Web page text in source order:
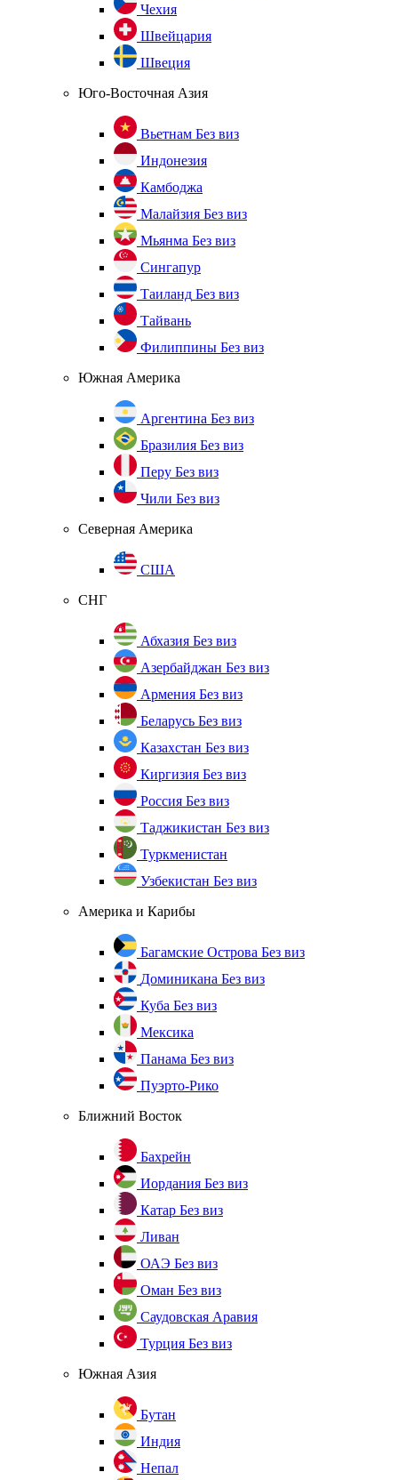
Чехия
Швейцария
Швеция
Юго-Восточная Азия
Вьетнам Без виз
Индонезия
Камбоджа
Малайзия Без виз
Мьянма Без виз
Сингапур
Таиланд Без виз
Тайвань
Филиппины Без виз
Южная Америка
Аргентина Без виз
Бразилия Без виз
Перу Без виз
Чили Без виз
Северная Америка
США
СНГ
Абхазия Без виз
Азербайджан Без виз
Армения Без виз
Беларусь Без виз
Казахстан Без виз
Киргизия Без виз
Россия Без виз
Таджикистан Без виз
Туркменистан
Узбекистан Без виз
Америка и Карибы
Багамские Острова Без виз
Доминикана Без виз
Куба Без виз
Мексика
Панама Без виз
Пуэрто-Рико
Ближний Восток
Бахрейн
Иордания Без виз
Катар Без виз
Ливан
ОАЭ Без виз
Оман Без виз
Саудовская Аравия
Турция Без виз
Южная Азия
Бутан
Индия
Непал